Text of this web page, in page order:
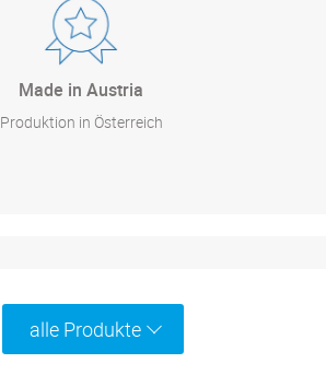
Made in Austria
Produktion in Österreich
alle Produkte